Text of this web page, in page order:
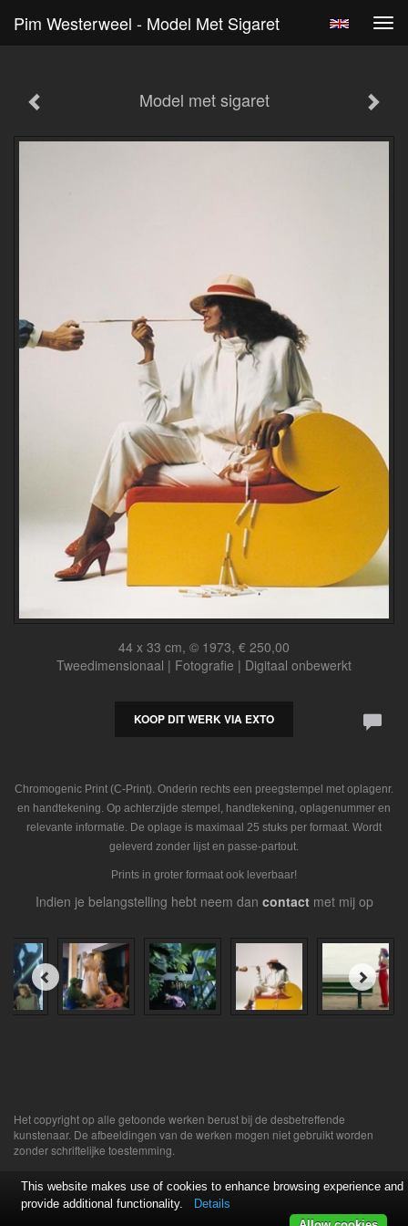
Pim Westerweel - Model Met Sigaret
Model met sigaret
44 x 33 cm, © 1973, € 250,00
Tweedimensionaal | Fotografie | Digitaal onbewerkt
KOOP DIT WERK VIA EXTO
Chromogenic Print (C-Print). Onderin rechts een preegstempel met oplagenr.
en handtekening. Op achterzijde stempel, handtekening, oplagenummer en
relevante informatie. De oplage is maximaal 25 stuks per formaat. Wordt
geleverd zonder lijst en passe-partout.
Prints in groter formaat ook leverbaar!
Indien je belangstelling hebt neem dan contactmet mij op
Het copyright op alle getoonde werken berust bij de desbetreffende
kunstenaar. De afbeeldingen van de werken mogen niet gebruikt worden
zonder schriftelijke toestemming.
This website makes use of cookies to enhance browsing experience and
provide additional functionality.
Details